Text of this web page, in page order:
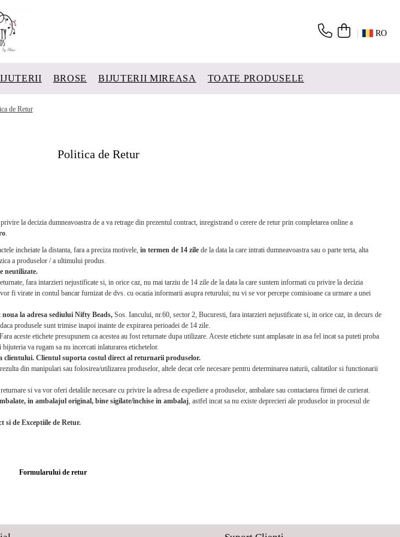
RO
BROSE BIJUTERII MIREASA TOATE PRODUSELE
de Retur
Politica de Retur
la decizia dumneavoastra de a va retrage din prezentul contract, inregistrand o cerere de retur prin completarea online a
.
incheiate la distanta, fara a preciza motivele, in termen de 14 zile de la data la care intrati dumneavoastra sau o parte terta, alta
a produselor / a ultimului produs.
neutilizate.
fara intarzieri nejustificate si, in orice caz, nu mai tarziu de 14 zile de la data la care suntem informati cu privire la decizia
fi virate in contul bancar furnizat de dvs. cu ocazia informarii asupra returului; nu vi se vor percepe comisioane ca urmare a unei
la adresa sediului Nifty Beads, Sos. Iancului, nr.60, sector 2, Bucuresti, fara intarzieri nejustificate si, in orice caz, in decurs de
produsele sunt trimise inapoi inainte de expirarea perioadei de 14 zile.
aceste etichete presupunem ca acestea au fost returnate dupa utilizare. Aceste etichete sunt amplasate in asa fel incat sa puteti proba
va rugam sa nu incercati inlaturarea etichetelor.
clientului. Clientul suporta costul direct al returnarii produselor.
din manipulari sau folosirea/utilizarea produselor, altele decat cele necesare pentru determinarea naturii, calitatilor si functionarii
si va vor oferi detaliile necesare cu privire la adresa de expediere a produselor, ambalare sau contactarea firmei de curierat.
in ambalajul original, bine sigilate/inchise in ambalaj, astfel incat sa nu existe deprecieri ale produselor in procesul de
si de Exceptiile de Retur.
Formularului de retur